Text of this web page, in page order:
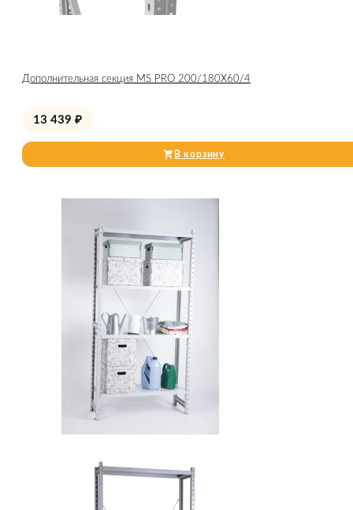
Дополнительная секция MS PRO 200/180X60/4
13 439 ₽
В корзину